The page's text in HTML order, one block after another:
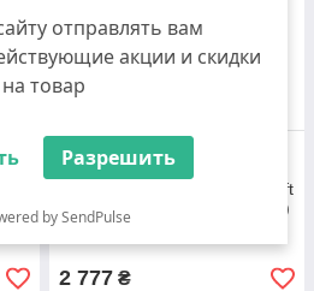
отправлять вам
акции и скидки
на товар
Разрешить
by SendPulse
—
2
Картридж з гранульованим
активованим вугіллям Ecosoft
GAC 4,5"х20" (CHV4520ECO)
2 777 ₴